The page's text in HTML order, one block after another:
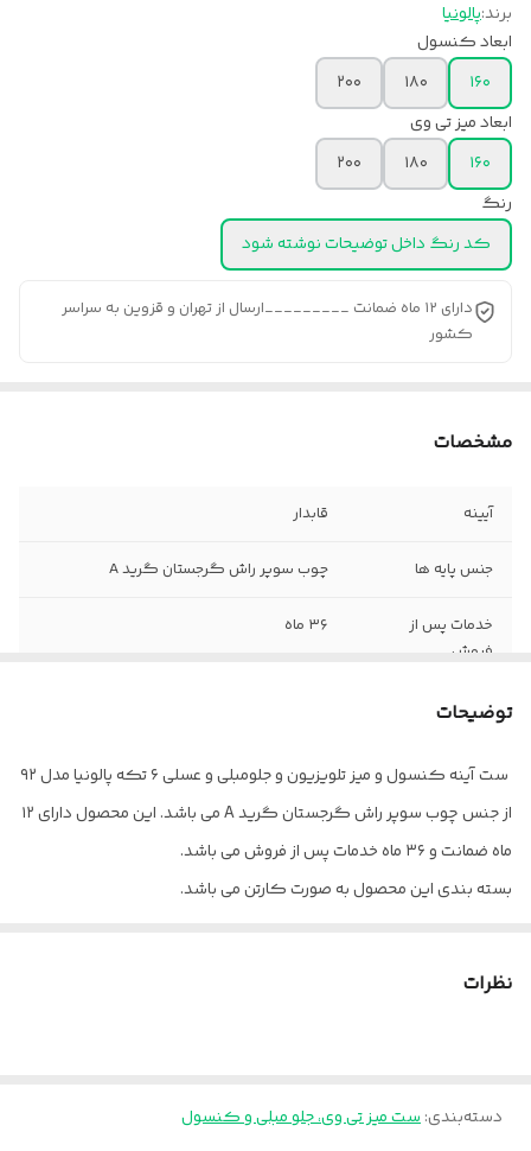
برند:پالونیا
ابعاد کنسول
۱۶۰
۱۸۰
۲۰۰
ابعاد میز تی وی
۱۶۰
۱۸۰
۲۰۰
رنگ
کد رنگ داخل توضیحات نوشته شود
دارای ۱۲ ماه ضمانت _________ارسال از تهران و قزوین به سراسر
کشور
مشخصات
آیینه قابدار
جنس پایه ها چوب سوپر راش گرجستان گرید A
خدمات پس از
فروش
۳۶ ماه
ابعاد جلومبلی
کشو میز تی وی
کمد کنسول 3 عدد
ضمانت
توضیحات
ست آینه کنسول و میز تلویزیون و جلومبلی و عسلی ۶ تکه پالونیا مدل ۹۲
از جنس چوب سوپر راش گرجستان گرید A می باشد. این محصول دارای ۱۲
ماه ضمانت و ۳۶ ماه خدمات پس از فروش می باشد.
بسته بندی این محصول به صورت کارتن می باشد.
نظرات
دسته‌بندی:ست میز تی وی، جلو مبلی و کنسول